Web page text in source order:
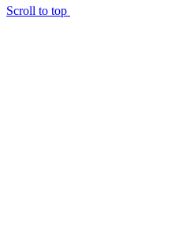
Scroll to top